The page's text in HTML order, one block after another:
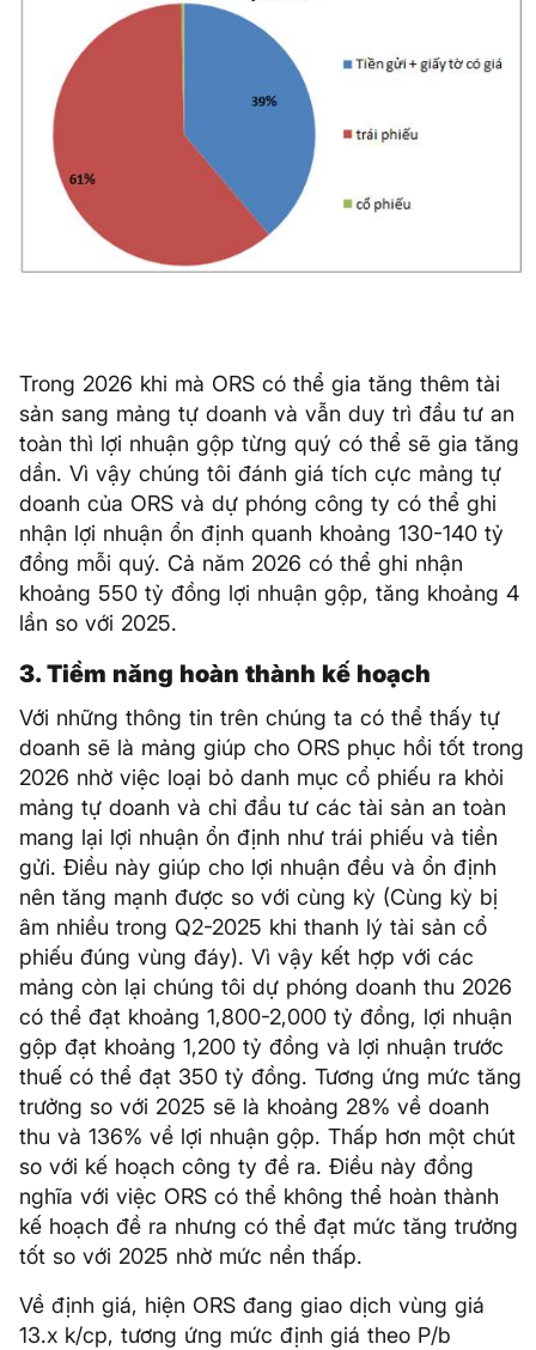
Trong 2026 khi mà ORS có thể gia tăng thêm tài
sản sang mảng tự doanh và vẫn duy trì đầu tư an
toàn thì lợi nhuận gộp từng quý có thể sẽ gia tăng
dần. Vì vậy chúng tôi đánh giá tích cực mảng tự
doanh của ORS và dự phóng công ty có thể ghi
nhận lợi nhuận ổn định quanh khoảng 130-140 tỷ
đồng mỗi quý. Cả năm 2026 có thể ghi nhận
khoảng 550 tỷ đồng lợi nhuận gộp, tăng khoảng 4
lần so với 2025.
3. Tiềm năng hoàn thành kế hoạch
Với những thông tin trên chúng ta có thể thấy tự
doanh sẽ là mảng giúp cho ORS phục hồi tốt trong
2026 nhờ việc loại bỏ danh mục cổ phiếu ra khỏi
mảng tự doanh và chỉ đầu tư các tài sản an toàn
mang lại lợi nhuận ổn định như trái phiếu và tiền
gửi. Điều này giúp cho lợi nhuận đều và ổn định
nên tăng mạnh được so với cùng kỳ (Cùng kỳ bị
âm nhiều trong Q2-2025 khi thanh lý tài sản cổ
phiếu đúng vùng đáy). Vì vậy kết hợp với các
mảng còn lại chúng tôi dự phóng doanh thu 2026
có thể đạt khoảng 1,800-2,000 tỷ đồng, lợi nhuận
gộp đạt khoảng 1,200 tỷ đồng và lợi nhuận trước
thuế có thể đạt 350 tỷ đồng. Tương ứng mức tăng
trưởng so với 2025 sẽ là khoảng 28% về doanh
thu và 136% về lợi nhuận gộp. Thấp hơn một chút
so với kế hoạch công ty đề ra. Điều này đồng
nghĩa với việc ORS có thể không thể hoàn thành
kế hoạch đề ra nhưng có thể đạt mức tăng trưởng
tốt so với 2025 nhờ mức nền thấp.
Về định giá, hiện ORS đang giao dịch vùng giá
13.x k/cp, tương ứng mức định giá theo P/b